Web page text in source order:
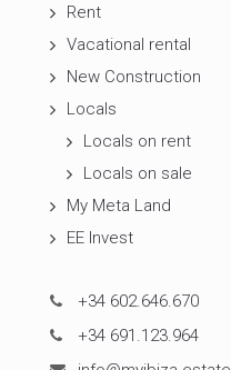
Rent
Vacational rental
New Construction
Locals
Locals on rent
Locals on sale
My Meta Land
EE Invest
+34 602.646.670
+34 691.123.964